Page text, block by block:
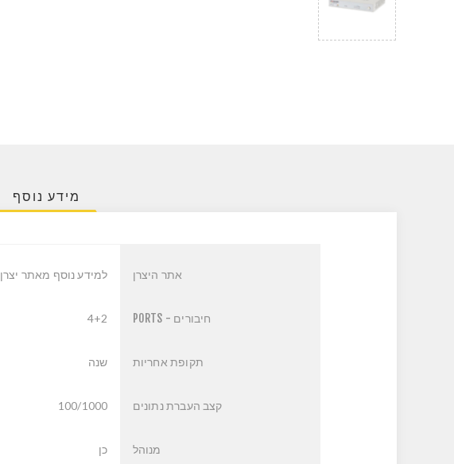
מידע נוסף
אתר היצרן למידע נוסף מאתר יצרן
חיבורים - PORTS 4+2
תקופת אחריות שנה
קצב העברת נתונים 100/1000
מנוהל כן